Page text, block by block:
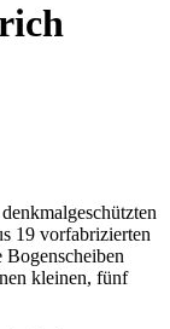
19 vorfabrizierten
Bogenscheiben
kleinen, fünf